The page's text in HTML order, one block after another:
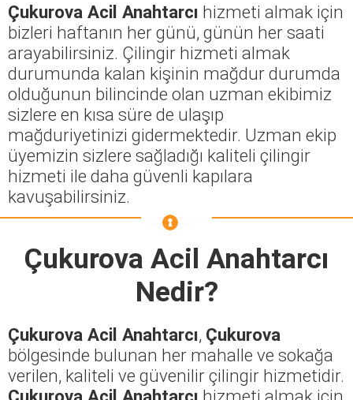
Çukurova Acil Anahtarcı hizmeti almak için
bizleri haftanın her günü, günün her saati
arayabilirsiniz. Çilingir hizmeti almak
durumunda kalan kişinin mağdur durumda
olduğunun bilincinde olan uzman ekibimiz
sizlere en kısa süre de ulaşıp
mağduriyetinizi gidermektedir. Uzman ekip
üyemizin sizlere sağladığı kaliteli çilingir
hizmeti ile daha güvenli kapılara
kavuşabilirsiniz.
Çukurova Acil Anahtarcı
Nedir?
Çukurova Acil Anahtarcı, Çukurova
bölgesinde bulunan her mahalle ve sokağa
verilen, kaliteli ve güvenilir çilingir hizmetidir.
Çukurova Acil Anahtarcı hizmeti almak için